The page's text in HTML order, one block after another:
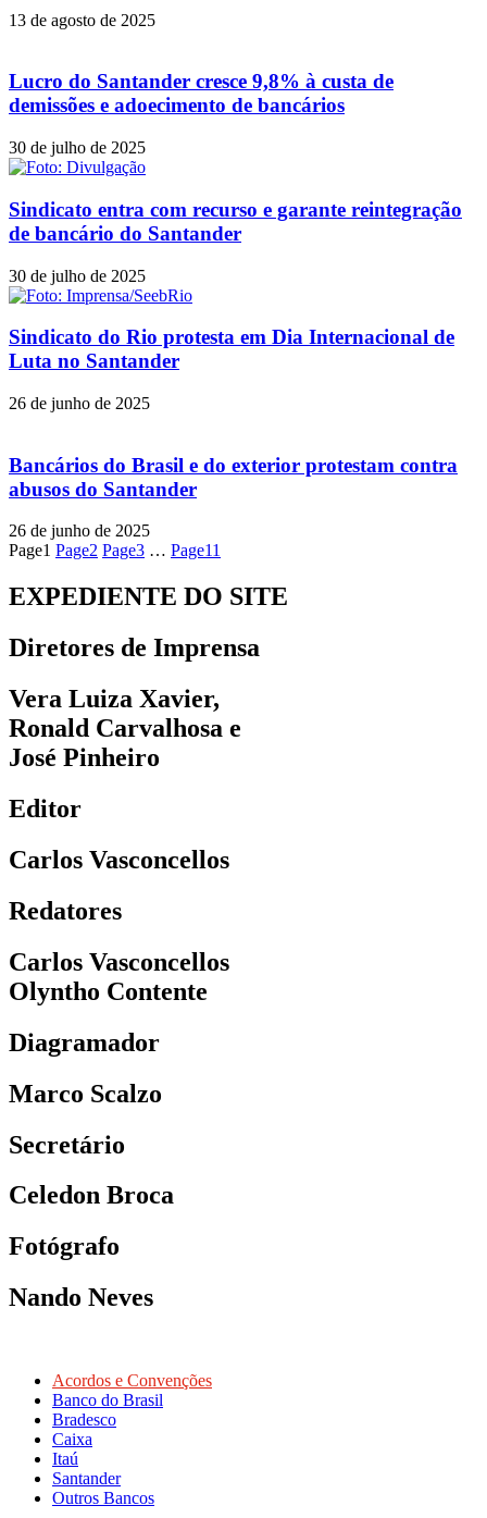
13 de agosto de 2025
Lucro do Santander cresce 9,8% à custa de
demissões e adoecimento de bancários
30 de julho de 2025
Sindicato entra com recurso e garante reintegração
de bancário do Santander
30 de julho de 2025
Sindicato do Rio protesta em Dia Internacional de
Luta no Santander
26 de junho de 2025
Bancários do Brasil e do exterior protestam contra
abusos do Santander
26 de junho de 2025
Page1 Page2 Page3 … Page11
EXPEDIENTE DO SITE
Diretores de Imprensa
Vera Luiza Xavier,
Ronald Carvalhosa e
José Pinheiro
Editor
Carlos Vasconcellos
Redatores
Carlos Vasconcellos
Olyntho Contente
Diagramador
Marco Scalzo
Secretário
Celedon Broca
Fotógrafo
Nando Neves
Acordos e Convenções
Banco do Brasil
Bradesco
Caixa
Itaú
Santander
Outros Bancos